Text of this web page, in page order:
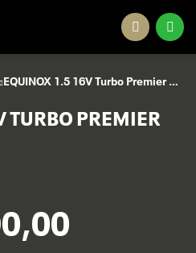
EQUINOX 1.5 16V Turbo Premier AWD
TURBO PREMIER